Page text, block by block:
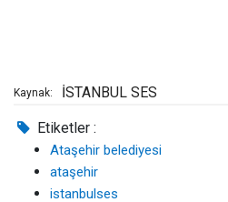
Kaynak: İSTANBUL SES
Etiketler :
Ataşehir belediyesi
ataşehir
istanbulses